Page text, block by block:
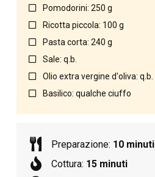
Pomodorini: 250 g
Ricotta piccola: 100 g
Pasta corta: 240 g
Sale: q.b.
Olio extra vergine d'oliva: q.b.
Basilico: qualche ciuffo
Preparazione: 10 minuti
Cottura: 15 minuti